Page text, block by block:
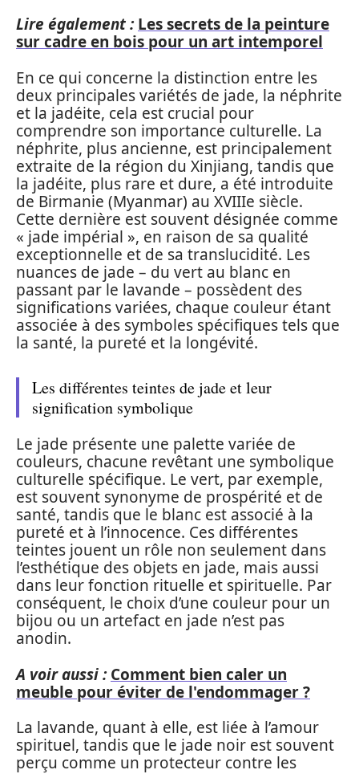
Lire également : Les secrets de la peinture
sur cadre en bois pour un art intemporel
En ce qui concerne la distinction entre les
deux principales variétés de jade, la néphrite
et la jadéite, cela est crucial pour
comprendre son importance culturelle. La
néphrite, plus ancienne, est principalement
extraite de la région du Xinjiang, tandis que
la jadéite, plus rare et dure, a été introduite
de Birmanie (Myanmar) au XVIIIe siècle.
Cette dernière est souvent désignée comme
« jade impérial », en raison de sa qualité
exceptionnelle et de sa translucidité. Les
nuances de jade – du vert au blanc en
passant par le lavande – possèdent des
significations variées, chaque couleur étant
associée à des symboles spécifiques tels que
la santé, la pureté et la longévité.
Les différentes teintes de jade et leur
signification symbolique
Le jade présente une palette variée de
couleurs, chacune revêtant une symbolique
culturelle spécifique. Le vert, par exemple,
est souvent synonyme de prospérité et de
santé, tandis que le blanc est associé à la
pureté et à l’innocence. Ces différentes
teintes jouent un rôle non seulement dans
l’esthétique des objets en jade, mais aussi
dans leur fonction rituelle et spirituelle. Par
conséquent, le choix d’une couleur pour un
bijou ou un artefact en jade n’est pas
anodin.
A voir aussi : Comment bien caler un
meuble pour éviter de l'endommager ?
La lavande, quant à elle, est liée à l’amour
spirituel, tandis que le jade noir est souvent
perçu comme un protecteur contre les